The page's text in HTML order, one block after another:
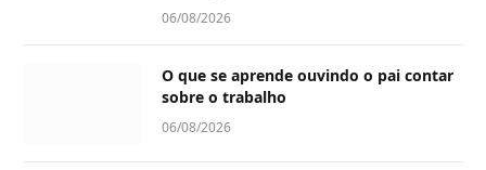
06/08/2026
O que se aprende ouvindo o pai contar
sobre o trabalho
06/08/2026